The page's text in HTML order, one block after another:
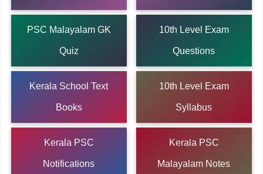
PSC Malayalam GK
Quiz
10th Level Exam
Questions
Kerala School Text
Books
10th Level Exam
Syllabus
Kerala PSC
Notifications
Kerala PSC
Malayalam Notes